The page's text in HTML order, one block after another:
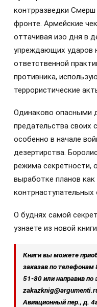
контрразведки
фронте. Армейские
оттачивая изо дня в
упреждающих ударов
ответственной
противника,
террористические
Одинаково опасными
предательства своих
особенно в начале
дезертирства.
режима секретности,
выработке планов
контрнаступательных
О буднях самой
узнаете из новой
Книги вы можете
заказав по
51‑80 или направив
Авиационный пер., д.